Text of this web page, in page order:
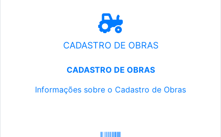
CADASTRO DE OBRAS
CADASTRO DE OBRAS
Informações sobre o Cadastro de Obras